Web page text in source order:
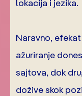
lokacija i jezika.
Naravno,
ažuriranje
sajtova, dok
dožive skok